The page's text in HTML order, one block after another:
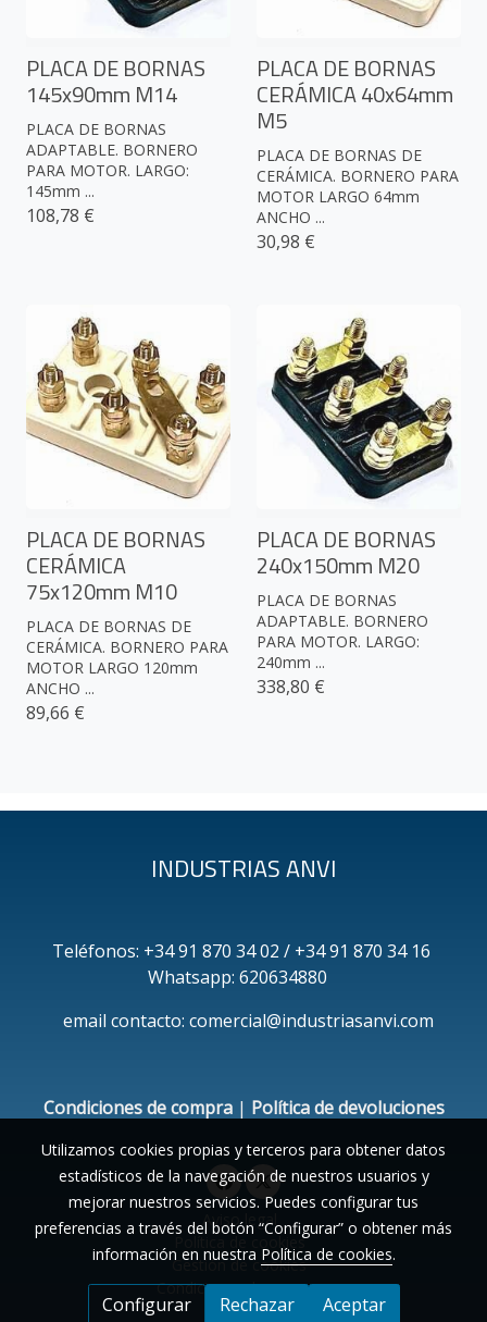
PLACA DE BORNAS
145x90mm M14
PLACA DE BORNAS
ADAPTABLE. BORNERO
PARA MOTOR. LARGO:
145mm ...
108,78 €
PLACA DE BORNAS
CERÁMICA 40x64mm
M5
PLACA DE BORNAS DE
CERÁMICA. BORNERO PARA
MOTOR LARGO 64mm
ANCHO ...
30,98 €
PLACA DE BORNAS
CERÁMICA
75x120mm M10
PLACA DE BORNAS DE
CERÁMICA. BORNERO PARA
MOTOR LARGO 120mm
ANCHO ...
89,66 €
PLACA DE BORNAS
240x150mm M20
PLACA DE BORNAS
ADAPTABLE. BORNERO
PARA MOTOR. LARGO:
240mm ...
338,80 €
INDUSTRIAS ANVI
Teléfonos: +34 91 870 34 02 / +34 91 870 34 16
Whatsapp: 620634880
email contacto: comercial@industriasanvi.com
Condiciones de compra| Política de devoluciones
Aviso legal
Política de cookies
Gestión de cookies
Condiciones de compra
Utilizamos cookies propias y terceros para obtener datos
estadísticos de la navegación de nuestros usuarios y
mejorar nuestros servicios. Puedes configurar tus
preferencias a través del botón “Configurar” o obtener más
información en nuestra Política de cookies.
Configurar Rechazar Aceptar